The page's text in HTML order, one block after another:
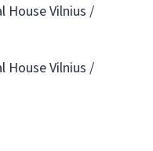
House Vilnius /
House Vilnius /